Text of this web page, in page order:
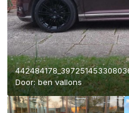
Door:ben vallons